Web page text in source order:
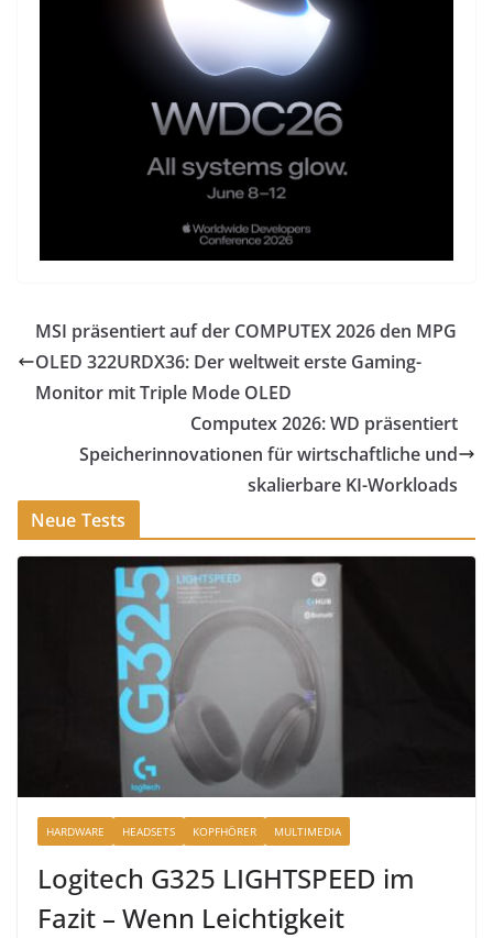
MSI präsentiert auf der COMPUTEX 2026 den MPG
OLED 322URDX36: Der weltweit erste Gaming-
Monitor mit Triple Mode OLED
Computex 2026: WD präsentiert
Speicherinnovationen für wirtschaftliche und
skalierbare KI-Workloads
Neue Tests
HARDWARE HEADSETS KOPFHÖRER MULTIMEDIA
Logitech G325 LIGHTSPEED im
Fazit – Wenn Leichtigkeit